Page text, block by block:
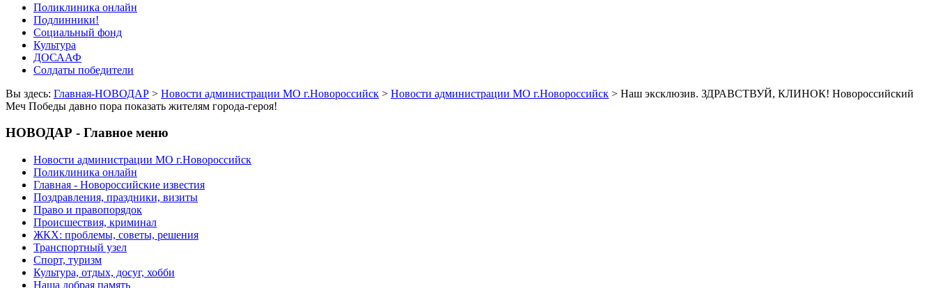
Поликлиника онлайн
Подлинники!
Социальный фонд
Культура
ДОСААФ
Солдаты победители
Вы здесь: Главная-НОВОДАР > Новости администрации МО г.Новороссийск > Новости администрации МО г.Новороссийск > Наш эксклюзив. ЗДРАВСТВУЙ, КЛИНОК! Новороссийский
Меч Победы давно пора показать жителям города-героя!
НОВОДАР - Главное меню
Новости администрации МО г.Новороссийск
Поликлиника онлайн
Главная - Новороссийские известия
Поздравления, праздники, визиты
Право и правопорядок
Происшествия, криминал
ЖКХ: проблемы, советы, решения
Транспортный узел
Спорт, туризм
Культура, отдых, досуг, хобби
Наша добрая память